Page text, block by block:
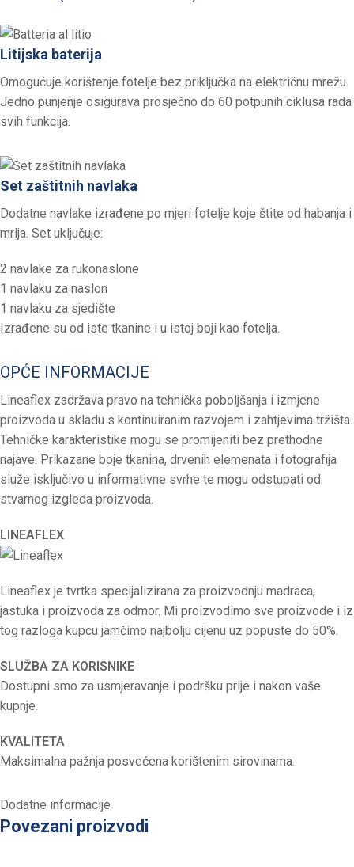
Litijska baterija
Omogućuje korištenje fotelje bez priključka na električnu mrežu.
Jedno punjenje osigurava prosječno do 60 potpunih ciklusa rada
svih funkcija.
Set zaštitnih navlaka
Dodatne navlake izrađene po mjeri fotelje koje štite od habanja i
mrlja. Set uključuje:
2 navlake za rukonaslone
1 navlaku za naslon
1 navlaku za sjedište
Izrađene su od iste tkanine i u istoj boji kao fotelja.
OPĆE INFORMACIJE
Lineaflex zadržava pravo na tehnička poboljšanja i izmjene
proizvoda u skladu s kontinuiranim razvojem i zahtjevima tržišta.
Tehničke karakteristike mogu se promijeniti bez prethodne
najave. Prikazane boje tkanina, drvenih elemenata i fotografija
služe isključivo u informativne svrhe te mogu odstupati od
stvarnog izgleda proizvoda.
LINEAFLEX
Lineaflex je tvrtka specijalizirana za proizvodnju madraca,
jastuka i proizvoda za odmor. Mi proizvodimo sve proizvode i iz
tog razloga kupcu jamčimo najbolju cijenu uz popuste do 50%.
SLUŽBA ZA KORISNIKE
Dostupni smo za usmjeravanje i podršku prije i nakon vaše
kupnje.
KVALITETA
Maksimalna pažnja posvećena korištenim sirovinama.
Dodatne informacije
Povezani proizvodi